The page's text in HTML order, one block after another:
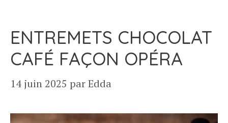
ENTREMETS CHOCOLAT
CAFÉ FAÇON OPÉRA
14 juin 2025 parEdda